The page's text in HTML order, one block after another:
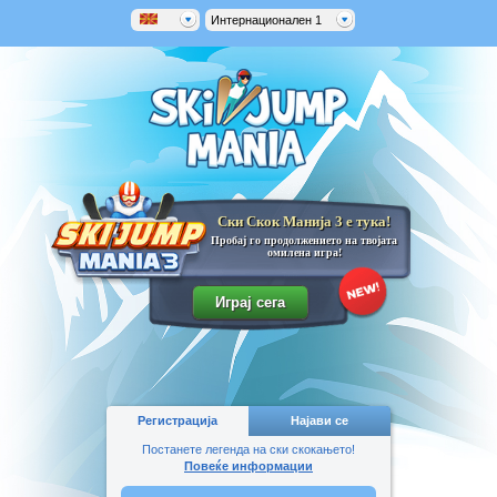
Интернационален 1
Ски Скок Манија 3 е тука!
Пробај го продолжението на твојата
омилена игра!
Регистрација Најави се
Постанете легенда на ски скокањето!
Повеќе информации